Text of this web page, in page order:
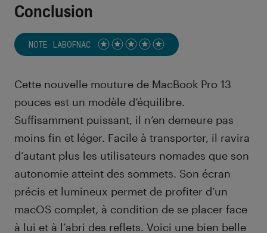
Conclusion
NOTE LABOFNAC Noté 5 étoiles sur 5
Cette nouvelle mouture de MacBook Pro 13
pouces est un modèle d’équilibre.
Suffisamment puissant, il n’en demeure pas
moins fin et léger. Facile à transporter, il ravira
d’autant plus les utilisateurs nomades que son
autonomie atteint des sommets. Son écran
précis et lumineux permet de profiter d’un
macOS complet, à condition de se placer face
à lui et à l’abri des reflets. Voici une bien belle